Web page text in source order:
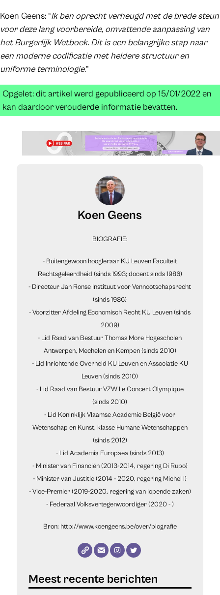
Koen Geens: “Ik ben oprecht verheugd met de brede steun
voor deze lang voorbereide, omvattende aanpassing van
het Burgerlijk Wetboek. Dit is een belangrijke stap naar
een moderne codificatie met heldere structuur en
uniforme terminologie.”
Opgelet: dit artikel werd gepubliceerd op 15/01/2022 en
kan daardoor verouderde informatie bevatten.
Koen Geens
BIOGRAFIE:
- Buitengewoon hoogleraar KU Leuven Faculteit
Rechtsgeleerdheid (sinds 1993; docent sinds 1986)
- Directeur Jan Ronse Instituut voor Vennootschapsrecht
(sinds 1986)
- Voorzitter Afdeling Economisch Recht KU Leuven (sinds
2009)
- Lid Raad van Bestuur Thomas More Hogescholen
Antwerpen, Mechelen en Kempen (sinds 2010)
- Lid Inrichtende Overheid KU Leuven en Associatie KU
Leuven (sinds 2010)
- Lid Raad van Bestuur VZW Le Concert Olympique
(sinds 2010)
- Lid Koninklijk Vlaamse Academie België voor
Wetenschap en Kunst, klasse Humane Wetenschappen
(sinds 2012)
- Lid Academia Europaea (sinds 2013)
- Minister van Financiën (2013-2014, regering Di Rupo)
- Minister van Justitie (2014 - 2020, regering Michel I)
- Vice-Premier (2019-2020, regering van lopende zaken)
- Federaal Volksvertegenwoordiger (2020 - )
Bron: http://www.koengeens.be/over/biografie